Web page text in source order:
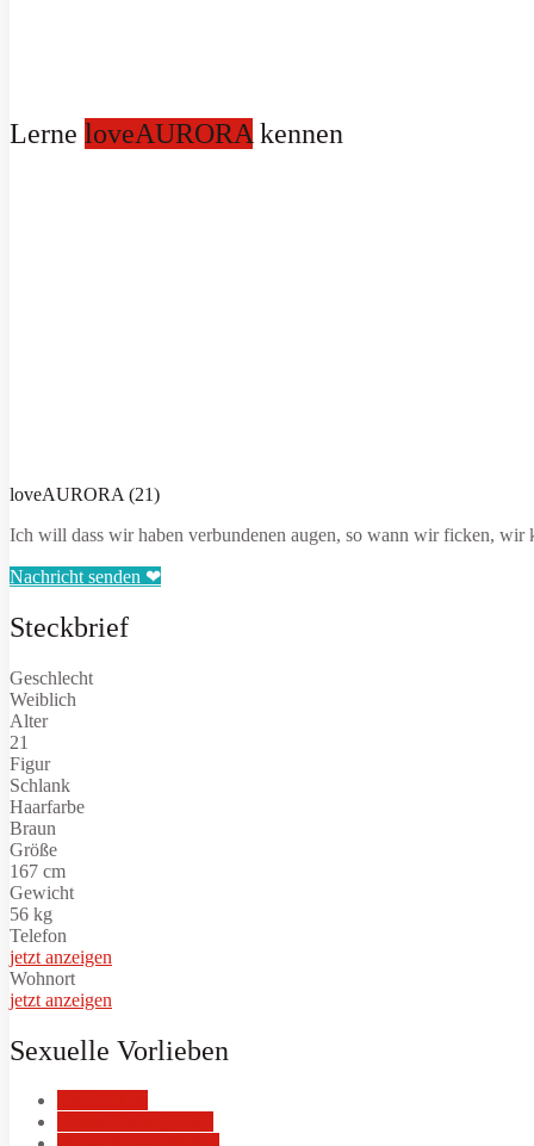
Lerne loveAURORA kennen
loveAURORA (21)
Ich will dass wir haben verbundenen augen, so wann wir ficken,
Nachricht senden ❤
Steckbrief
Geschlecht
Weiblich
Alter
21
Figur
Schlank
Haarfarbe
Braun
Größe
167 cm
Gewicht
56 kg
Telefon
jetzt anzeigen
Wohnort
jetzt anzeigen
Sexuelle Vorlieben